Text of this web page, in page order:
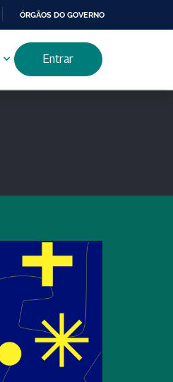
ÓRGÃOS DO GOVERNO
Entrar